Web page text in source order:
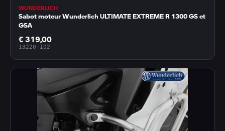
WUNDERLICH
Sabot moteur Wunderlich ULTIMATE EXTREME R 1300 GS et
GSA
€ 319,00
13220-102